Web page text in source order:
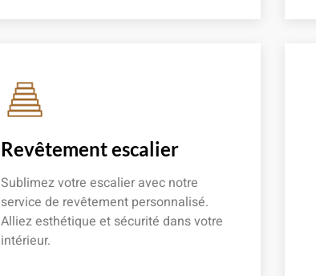
Revêtement escalier
Sublimez votre escalier avec notre
service de revêtement personnalisé.
Alliez esthétique et sécurité dans votre
intérieur.